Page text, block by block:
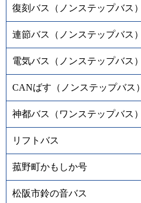
復刻バス（ノンステップバス）
連節バス（ノンステップバス）
電気バス（ノンステップバス）
CANばす（ノンステップバス）
神都バス（ワンステップバス）
リフトバス
菰野町かもしか号
松阪市鈴の音バス